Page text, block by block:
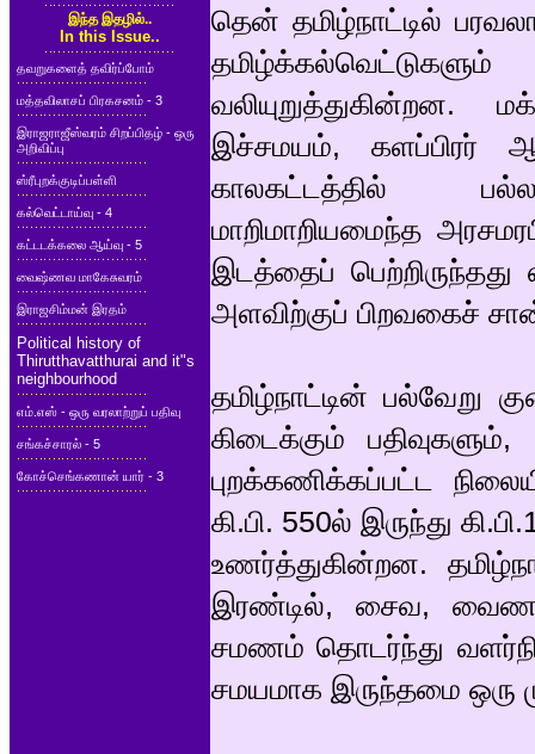
இந்த இதழில்..
In this Issue..
தவறுகளைத் தவிர்ப்போம்
மத்தவிலாசப் பிரகசனம் - 3
இராஜராஜீஸ்வரம் சிறப்பிதழ் - ஒரு
அறிவிப்பு
ஸ்ரீபுறக்குடிப்பள்ளி
கல்வெட்டாய்வு - 4
கட்டடக்கலை ஆய்வு - 5
வைஷ்ணவ மாகேசுவரம்
இராஜசிம்மன் இரதம்
Political history of
Thirutthavatthurai and it"s
neighbourhood
எம்.எஸ் - ஒரு வரலாற்றுப் பதிவு
சங்கச்சாரல் - 5
கோச்செங்கணான் யார் - 3
தென் தமிழ்நாட்டில்
வலியுறுத்துகின்றன.
இச்சமயம், களப்பிரர்
காலகட்டத்தில்
மாறிமாறியமைந்த
இடத்தைப்
அளவிற்குப் பிறவகைச்
தமிழ்நாட்டின் பல்வேறு
கிடைக்கும் பதிவுகளும்,
புறக்கணிக்கப்பட்ட
கி.பி. 550ல் இருந்து
உணர்த்துகின்றன.
இரண்டில், சைவ, வைணவ
சமணம் தொடர்ந்து
சமயமாக இருந்தமை ஒரு